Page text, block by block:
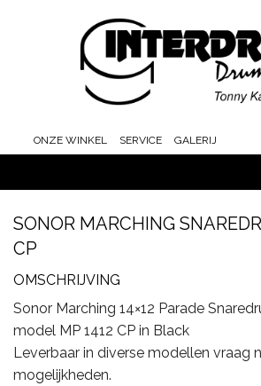
ONZE WINKEL SERVICE GALERIJ
HOME
SONOR MARCHING
CP
OMSCHRIJVING
Sonor Marching 14×12 Parade
model MP 1412 CP in Black
Leverbaar in diverse modellen vraag
mogelijkheden.